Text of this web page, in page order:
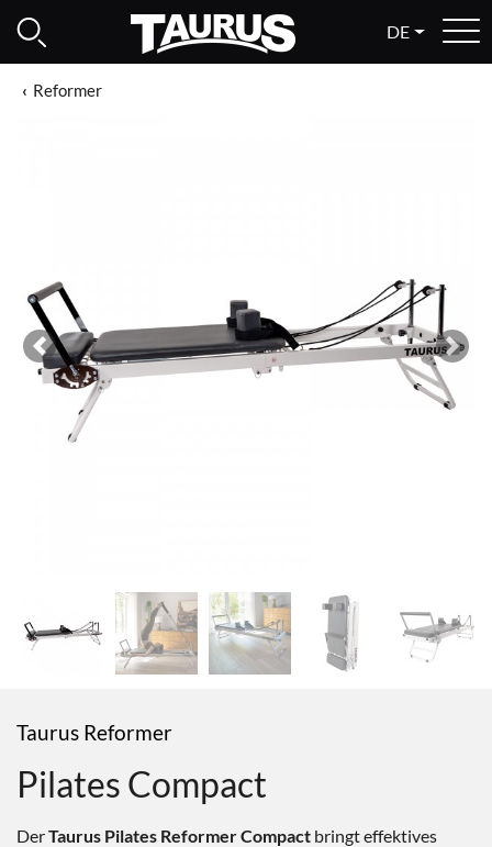
DE
Reformer
Previous Next
Taurus Reformer
Pilates Compact
DerTaurus Pilates Reformer Compact bringt effektives